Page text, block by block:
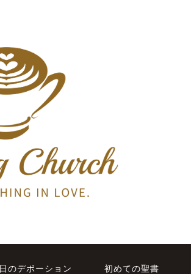
のデボーション 初めての聖書